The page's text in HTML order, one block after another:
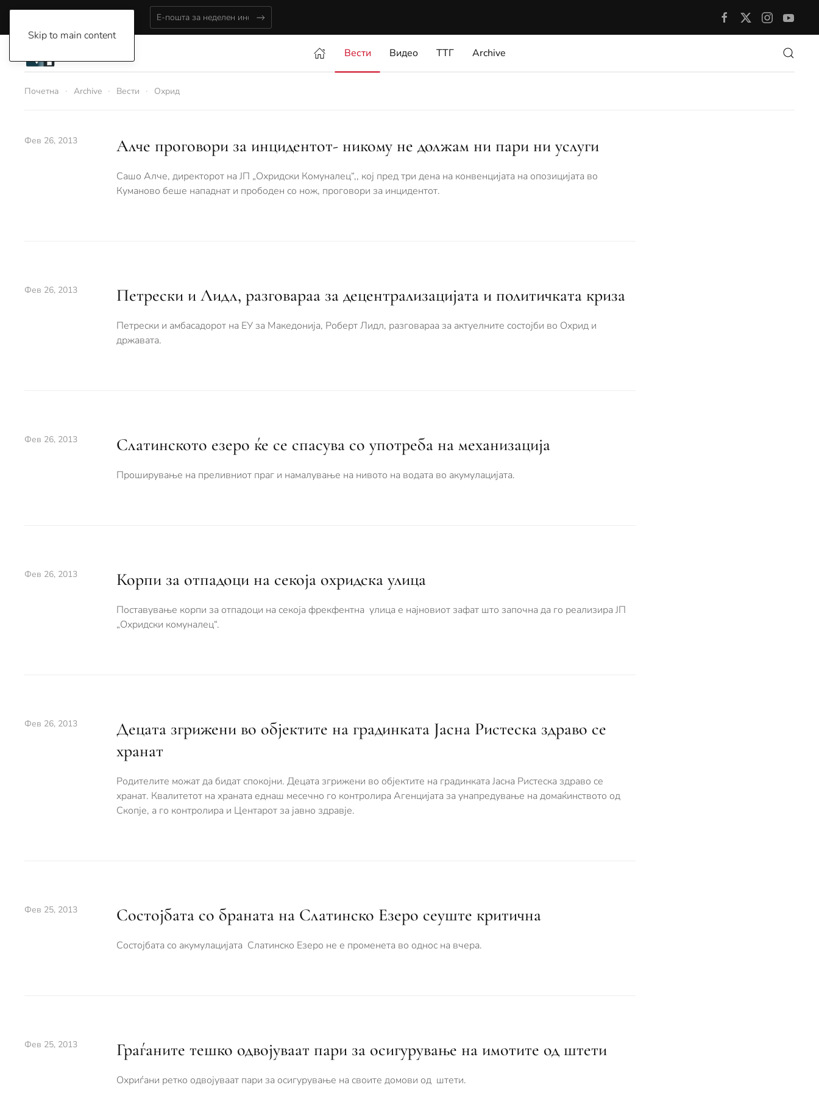
Skip to main content
Вести Видео ТТГ Archive
Почетна Archive Вести Охрид
Фев 26, 2013 Алче проговори за инцидентот- никому не должам ни пари ни услуги
Сашо Алче, директорот на ЈП „Охридски Комуналец“,, кој пред три дена на конвенцијата на опозицијата во
Куманово беше нападнат и прободен со нож, проговори за инцидентот.
Фев 26, 2013 Петрески и Лидл, разговараа за децентрализацијата и политичката криза
Петрески и амбасадорот на ЕУ за Македонија, Роберт Лидл, разговараа за актуелните состојби во Охрид и
државата.
Фев 26, 2013 Слатинското езеро ќе се спасува со употреба на механизација
Проширување на преливниот праг и намалување на нивото на водата во акумулацијата.
Фев 26, 2013 Корпи за отпадоци на секоја охридска улица
Поставување корпи за отпадоци на секоја фрекфентна улица е најновиот зафат што започна да го реализира ЈП
„Охридски комуналец“.
Фев 26, 2013
Децата згрижени во објектите на градинката Јасна Ристеска здраво се
хранат
Родителите можат да бидат спокојни. Децата згрижени во објектите на градинката Јасна Ристеска здраво се
хранат. Квалитетот на храната еднаш месечно го контролира Агенцијата за унапредување на домаќинството од
Скопје, а го контролира и Центарот за јавно здравје.
Фев 25, 2013 Состојбата со браната на Слатинско Езеро сеуште критична
Состојбата со акумулацијата Слатинско Езеро не е променета во однос на вчера.
Фев 25, 2013 Граѓаните тешко одвојуваат пари за осигурување нa имотите од штети
Охриѓани ретко одвојуваат пари за осигурување на своите домови од штети.